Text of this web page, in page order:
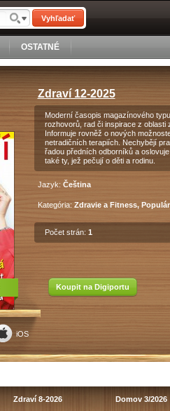
Vyhľadať
OSTATNÉ
iOS
Zdraví 12-2025
Moderní časopis magazínového
rozhovorů, rad či inspirace z oblasti
Informuje rovněž o nových
netradičních terapiích. Nechybějí
řadou předních odborníků a
také ty, jež pečují o děti a rodinu.
Jazyk: Čeština
Kategória: Zdravie a Fitness,
Počet strán: 1
Koupit na Digiportu
Zdraví 8-2026 Domov 3/2026